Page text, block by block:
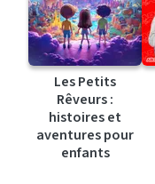
Les Petits
Rêveurs :
histoires et
aventures pour
enfants